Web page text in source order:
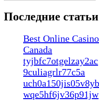
Последние
Best Online
Canada
tyjbfc7otgelzay2ac
9culiagrlr77c5a
uch0a150jis05v8yb
wqe5hf6jv36p91jw